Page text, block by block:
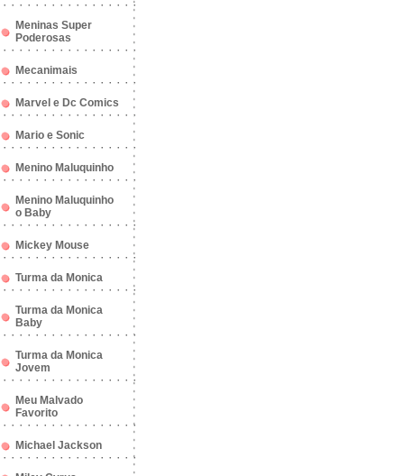
Meninas Super
Poderosas
Mecanimais
Marvel e Dc Comics
Mario e Sonic
Menino Maluquinho
Menino Maluquinho
o Baby
Mickey Mouse
Turma da Monica
Turma da Monica
Baby
Turma da Monica
Jovem
Meu Malvado
Favorito
Michael Jackson